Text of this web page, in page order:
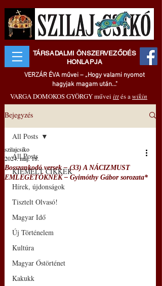
TÁRSADALMI ÖNSZERVEZŐDÉS
HONLAPJA
VERZÁR ÉVA művei – „Hogy valami nyomot
hagyjak magam után..."
VARGA DOMOKOS GYÖRGY művei ittés awikin
Bejegyzés
All Posts
KIEMELT CIKKEK
Hírek, újdonságok
Tisztelt Olvasó!
Magyar Idő
Új Történelem
Kultúra
Magyar Őstörténet
Kakukk
All Posts
Bosszankodó versek – (33) A NÁCIZMUST
EMLEGETŐKNEK – Gyimóthy Gábor sorozata*
szilajcsiko
2024. máj. 18.